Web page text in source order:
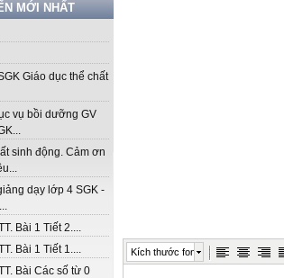
MỚI NHẤT
Giáo dục thể chất
vụ bồi dưỡng GV
sinh động. Cảm ơn
dạy lớp 4 SGK -
Bài 1 Tiết 2....
Bài 1 Tiết 1....
Bài Các số từ 0
Kích thước font